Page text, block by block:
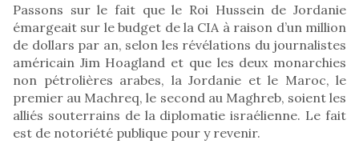
Passons sur le fait que le Roi Hussein de Jordanie
émargeait sur le budget de la CIA à raison d’un million
de dollars par an, selon les révélations du journalistes
américain Jim Hoagland et que les deux monarchies
non pétrolières arabes, la Jordanie et le Maroc, le
premier au Machreq, le second au Maghreb, soient les
alliés souterrains de la diplomatie israélienne. Le fait
est de notoriété publique pour y revenir.